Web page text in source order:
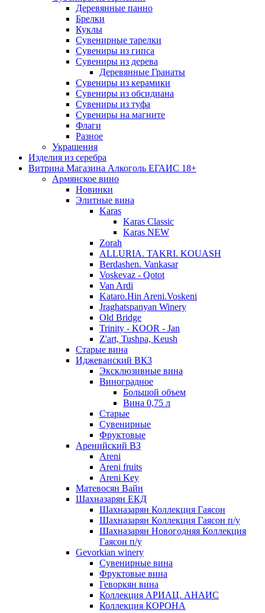
Деревянные панно
Брелки
Куклы
Сувенирные тарелки
Сувениры из гипса
Сувениры из дерева
Деревянные Гранаты
Сувениры из керамики
Сувениры из обсидиана
Сувениры из туфа
Сувениры на магните
Флаги
Разное
Украшения
Изделия из серебра
Витрина Магазина Алкоголь ЕГАИС 18+
Армянское вино
Новинки
Элитные вина
Karas
Karas Classic
Karas NEW
Zorah
ALLURIA. TAKRI. KOUASH
Berdashen. Vankasar
Voskevaz - Qotot
Van Ardi
Kataro.Hin Areni.Voskeni
Jraghatspanyan Winery
Old Bridge
Trinity - KOOR - Jan
Z'art, Tushpa, Keush
Старые вина
Иджеванский ВК3
Эксклюзивные вина
Виноградное
Большой объем
Вина 0,75 л
Старые
Сувенирные
Фруктовые
Аренийский ВЗ
Areni
Areni fruits
Areni Key
Матевосян Вайн
Шахназарян ЕКД
Шахназарян Коллекция Гаясон
Шахназарян Коллекция Гаясон п/у
Шахназарян Новогодняя Коллекция
Гаясон п/у
Gevorkian winery
Сувенирные вина
Фруктовые вина
Геворкян вина
Коллекция АРИАЦ. АНАИС
Коллекция КОРОНА